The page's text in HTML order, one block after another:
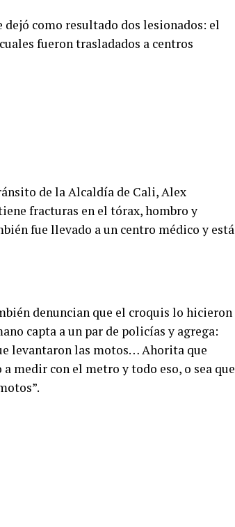
como resultado dos lesionados: el
fueron trasladados a centros
de la Alcaldía de Cali, Alex
fracturas en el tórax, hombro y
fue llevado a un centro médico y está
denuncian que el croquis lo hicieron
capta a un par de policías y agrega:
levantaron las motos… Ahorita que
medir con el metro y todo eso, o sea que